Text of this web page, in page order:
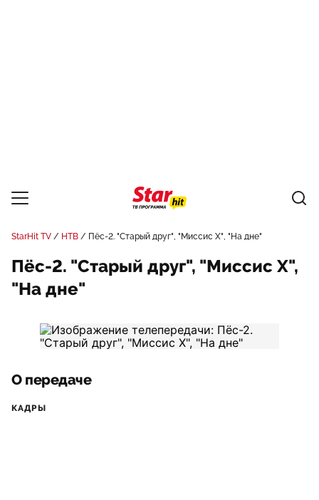
StarHit TV НТВ Пёс-2. "Старый друг", "Миссис Х", "На дне"
Пёс-2. "Старый друг", "Миссис Х",
"На дне"
О передаче
КАДРЫ